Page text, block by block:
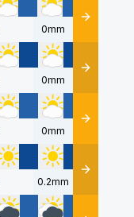
0mm Détails
0mm Détails
0mm Détails
0.2mm Détails